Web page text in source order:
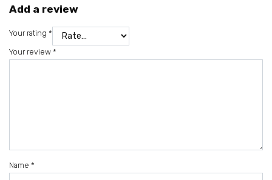
Add a review
Your rating *
Your review *
Name *